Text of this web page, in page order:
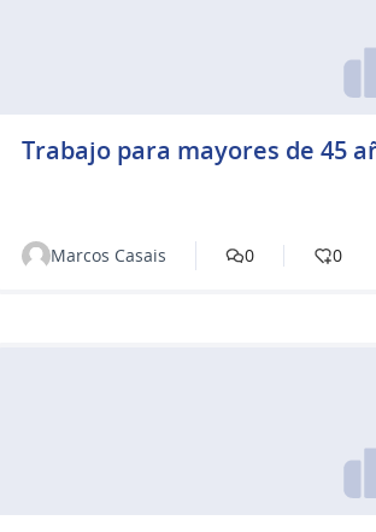
Trabajo para mayores de 45
Marcos Casais 0 0